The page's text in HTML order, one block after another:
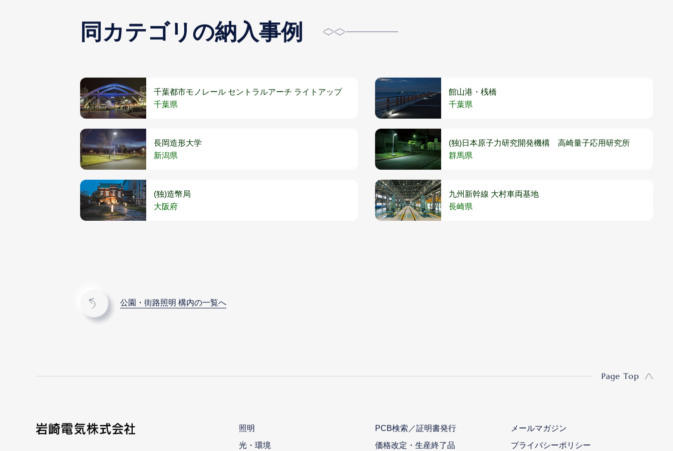
同カテゴリの納入事例
千葉都市モノレール セントラルアーチ ライトアップ
千葉県
館山港・桟橋
千葉県
長岡造形大学
新潟県
(独)日本原子力研究開発機構 高崎量子応用研究所
群馬県
(独)造幣局
大阪府
九州新幹線 大村車両基地
長崎県
公園・街路照明 構内の一覧へ
Page Top
照明
光・環境
PCB検索／証明書発行
価格改定・生産終了品
メールマガジン
プライバシーポリシー